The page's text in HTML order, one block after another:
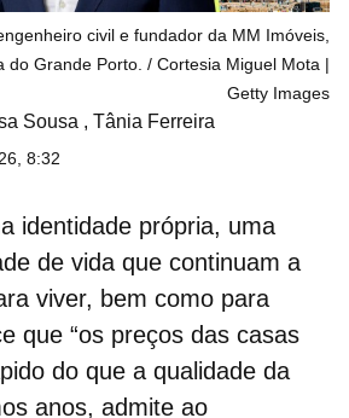
civil e fundador da MM Imóveis,
do Grande Porto.
Cortesia Miguel Mota |
Getty Images
Sousa , Tânia Ferreira
8:32
identidade própria, uma
de vida que continuam a
viver, bem como para
que “os preços das casas
do que a qualidade da
anos, admite ao